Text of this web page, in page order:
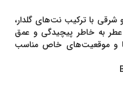
شرقی با ترکیب نت‌های گلدار،
به خاطر پیچیدگی و عمق
و موقعیت‌های خاص مناسب